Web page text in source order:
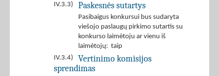
IV.3.3)
Paskesnės sutartys
Pasibaigus konkursui bus sudaryta
viešojo paslaugų pirkimo sutartis su
konkurso laimėtoju ar vienu iš
laimėtojų: taip
IV.3.4)
Vertinimo komisijos
sprendimas